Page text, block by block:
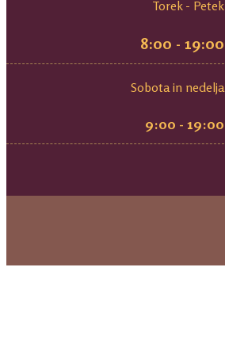
Torek - Petek
8:00 - 19:00
Sobota in nedelja
9:00 - 19:00